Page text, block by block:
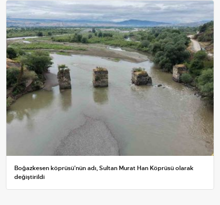
Boğazkesen köprüsü'nün adı, Sultan Murat Han Köprüsü olarak
değiştirildi